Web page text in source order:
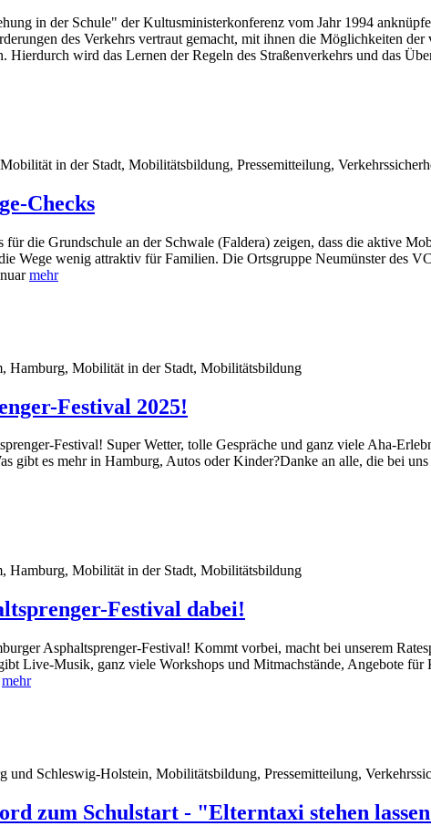
in der Schule" der Kultusministerkonferenz vom Jahr 1994
des Verkehrs vertraut gemacht, mit ihnen die Möglichkeiten
Hierdurch wird das Lernen der Regeln des Straßenverkehrs und das
in der Stadt, Mobilitätsbildung, Pressemitteilung,
Checks
für die Grundschule an der Schwale (Faldera) zeigen, dass die aktive
Wege wenig attraktiv für Familien. Die Ortsgruppe Neumünster des
mehr
Hamburg, Mobilität in der Stadt, Mobilitätsbildung
Festival 2025!
Festival! Super Wetter, tolle Gespräche und ganz viele Aha-
gibt es mehr in Hamburg, Autos oder Kinder?Danke an alle, die bei
Hamburg, Mobilität in der Stadt, Mobilitätsbildung
Festival dabei!
Asphaltsprenger-Festival! Kommt vorbei, macht bei unserem
Live-Musik, ganz viele Workshops und Mitmachstände, Angebote
mehr
Schleswig-Holstein, Mobilitätsbildung, Pressemitteilung,
zum Schulstart - "Elterntaxi stehen